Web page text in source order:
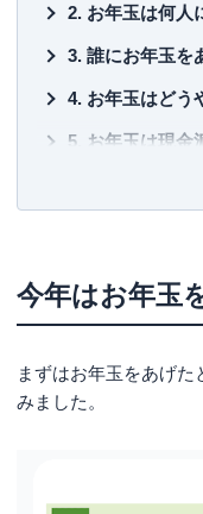
■許認可
有料職業紹介事業（厚
お年玉は何人
誰にお年玉を
お年玉はどう
お年玉は現金
今年のお年
お年玉はいつ
をあげた？
今年はお年玉
まずはお年玉をあげ
みました。